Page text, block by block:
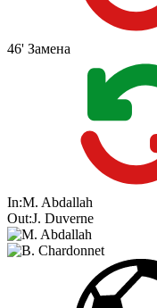
46' Замена
In:M. Abdallah
Out:J. Duverne